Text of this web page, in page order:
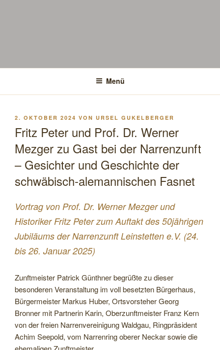
Menü
VERÖFFENTLICHT
2. OKTOBER 2024 VON URSEL GUKELBERGER
Fritz Peter und Prof. Dr. Werner
Mezger zu Gast bei der Narrenzunft
– Gesichter und Geschichte der
schwäbisch-alemannischen Fasnet
Vortrag von Prof. Dr. Werner Mezger und
Historiker Fritz Peter zum Auftakt des 50jährigen
Jubiläums der Narrenzunft Leinstetten e.V. (24.
bis 26. Januar 2025)
Zunftmeister Patrick Günthner begrüßte zu dieser
besonderen Veranstaltung im voll besetzten Bürgerhaus,
Bürgermeister Markus Huber, Ortsvorsteher Georg
Bronner mit Partnerin Karin, Oberzunftmeister Franz Kern
von der freien Narrenvereinigung Waldgau, Ringpräsident
Achim Seepold, vom Narrenring oberer Neckar sowie die